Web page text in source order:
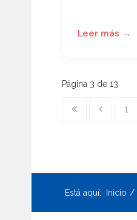
Página 3 de 13
1
Está aquí: Inicio